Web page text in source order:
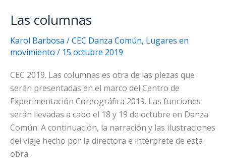
Las columnas
Karol Barbosa /CEC Danza Común, Lugares en
movimiento / 15 octubre 2019
CEC 2019. Las columnas es otra de las piezas que
serán presentadas en el marco del Centro de
Experimentación Coreográfica 2019. Las funciones
serán llevadas a cabo el 18 y 19 de octubre en Danza
Común. A continuación, la narración y las ilustraciones
del viaje hecho por la directora e intérprete de esta
obra.